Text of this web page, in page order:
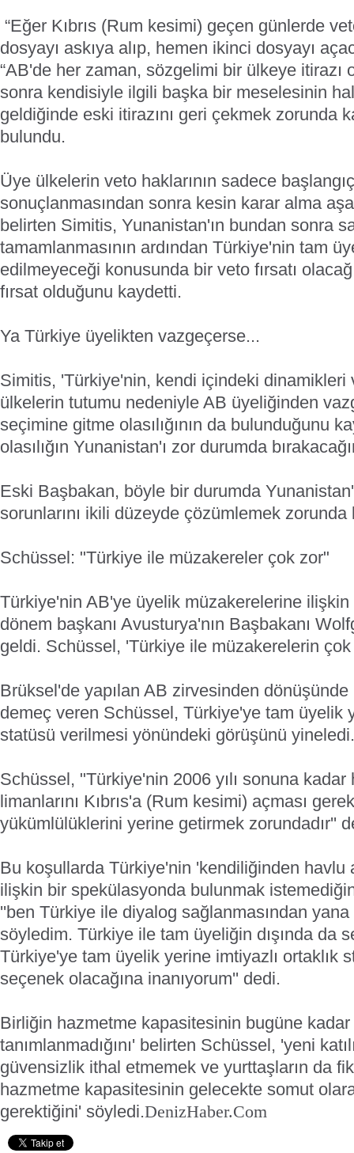
“Eğer Kıbrıs (Rum kesimi) geçen günlerde
dosyayı askıya alıp, hemen ikinci dosyayı
“AB'de her zaman, sözgelimi bir ülkeye itirazı
sonra kendisiyle ilgili başka bir meselesinin
geldiğinde eski itirazını geri çekmek zorunda
bulundu.
Üye ülkelerin veto haklarının sadece
sonuçlanmasından sonra kesin karar alma
belirten Simitis, Yunanistan'ın bundan sonra
tamamlanmasının ardından Türkiye'nin tam
edilmeyeceği konusunda bir veto fırsatı
fırsat olduğunu kaydetti.
Ya Türkiye üyelikten vazgeçerse...
Simitis, 'Türkiye'nin, kendi içindeki dinamikleri
ülkelerin tutumu nedeniyle AB üyeliğinden
seçimine gitme olasılığının da bulunduğunu
olasılığın Yunanistan'ı zor durumda
Eski Başbakan, böyle bir durumda
sorunlarını ikili düzeyde çözümlemek zorunda
Schüssel: "Türkiye ile müzakereler çok zor"
Türkiye'nin AB'ye üyelik müzakerelerine
dönem başkanı Avusturya'nın Başbakanı
geldi. Schüssel, 'Türkiye ile müzakerelerin
Brüksel'de yapılan AB zirvesinden
demeç veren Schüssel, Türkiye'ye tam üyelik
statüsü verilmesi yönündeki görüşünü yineledi.
Schüssel, "Türkiye'nin 2006 yılı sonuna kadar
limanlarını Kıbrıs'a (Rum kesimi) açması
yükümlülüklerini yerine getirmek zorundadır''
Bu koşullarda Türkiye'nin 'kendiliğinden havlu
ilişkin bir spekülasyonda bulunmak
''ben Türkiye ile diyalog sağlanmasından
söyledim. Türkiye ile tam üyeliğin dışında da
Türkiye'ye tam üyelik yerine imtiyazlı ortaklık
seçenek olacağına inanıyorum'' dedi.
Birliğin hazmetme kapasitesinin bugüne
tanımlanmadığını' belirten Schüssel, 'yeni
güvensizlik ithal etmemek ve yurttaşların da
hazmetme kapasitesinin gelecekte somut
gerektiğini' söyledi.DenizHaber.Com